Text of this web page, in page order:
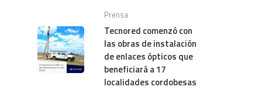
Prensa
Tecnored comenzó con
las obras de instalación
de enlaces ópticos que
beneficiará a 17
localidades cordobesas